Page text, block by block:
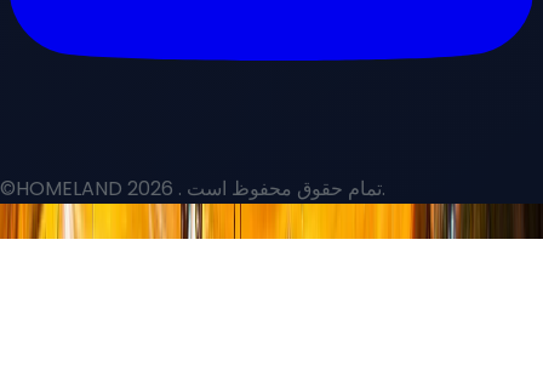
©HOMELAND 2026 . تمام حقوق محفوظ است.